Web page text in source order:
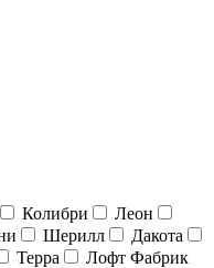
Колибри
Леон
Шерилл
Дакота
Терра
Лофт Фабрик